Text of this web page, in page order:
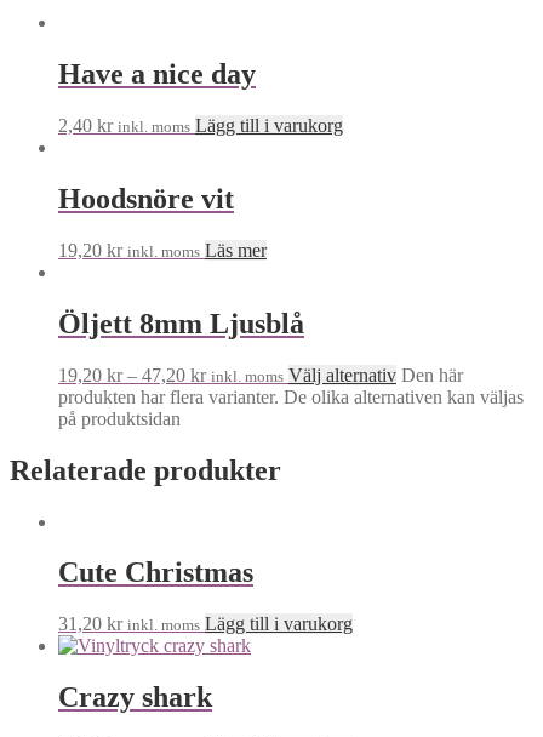
Have a nice day
2,40 kr inkl. moms Lägg till i varukorg
Hoodsnöre vit
19,20 kr inkl. moms Läs mer
Öljett 8mm Ljusblå
19,20 kr– 47,20 kr inkl. moms Välj alternativ Den här
produkten har flera varianter. De olika alternativen kan väljas
på produktsidan
Relaterade produkter
Cute Christmas
31,20 kr inkl. moms Lägg till i varukorg
Crazy shark